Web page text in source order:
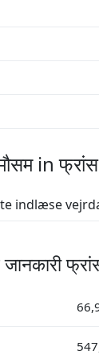
in फ्रांस
indlæse